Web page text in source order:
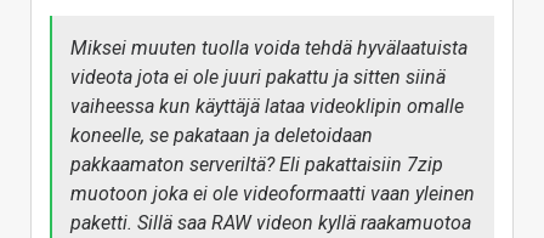
Miksei muuten tuolla voida tehdä hyvälaatuista
videota jota ei ole juuri pakattu ja sitten siinä
vaiheessa kun käyttäjä lataa videoklipin omalle
koneelle, se pakataan ja deletoidaan
pakkaamaton serveriltä? Eli pakattaisiin 7zip
muotoon joka ei ole videoformaatti vaan yleinen
paketti. Sillä saa RAW videon kyllä raakamuotoa